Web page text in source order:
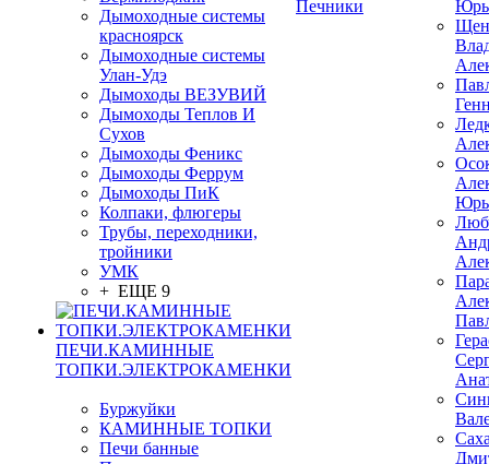
Дымоходные системы
красноярск
Дымоходные системы
Улан-Удэ
Дымоходы ВЕЗУВИЙ
Дымоходы Теплов И
Сухов
Дымоходы Феникс
Дымоходы Феррум
Дымоходы ПиК
Колпаки, флюгеры
Трубы, переходники,
тройники
УМК
+ ЕЩЕ 9
ПЕЧИ.КАМИННЫЕ
ТОПКИ.ЭЛЕКТРОКАМЕНКИ
Буржуйки
КАМИННЫЕ ТОПКИ
Печи банные
Печники